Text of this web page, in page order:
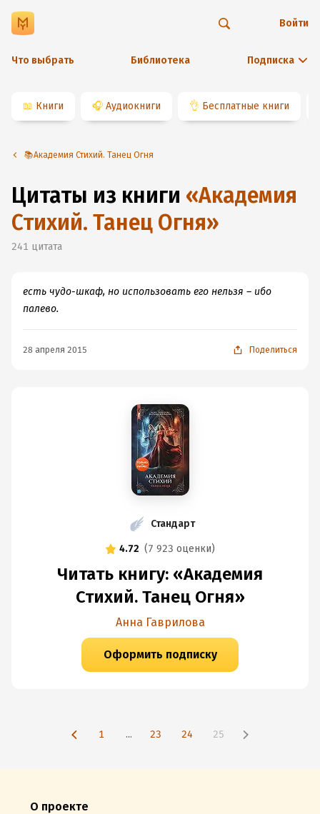
Что выбрать Библиотека Подписка
Войти
📖 Книги 🎧 Аудиокниги 👌 Бесплатные книги
📚Академия Стихий. Танец Огня
Цитаты из книги «Академия
Стихий. Танец Огня»
241 цитата
есть чудо-шкаф, но использовать его нельзя – ибо
палево.
28 апреля 2015 Поделиться
Стандарт
4.72 (7 923 оценки)
Читать книгу: «Академия
Стихий. Танец Огня»
Анна Гаврилова
Оформить подписку
1 ... 23 24 25
О проекте